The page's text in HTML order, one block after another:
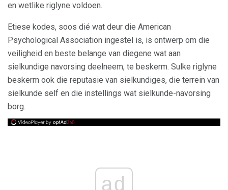
en wetlike riglyne voldoen.
Etiese kodes, soos dié wat deur die American
Psychological Association ingestel is, is ontwerp om die
veiligheid en beste belange van diegene wat aan
sielkundige navorsing deelneem, te beskerm. Sulke riglyne
beskerm ook die reputasie van sielkundiges, die terrein van
sielkunde self en die instellings wat sielkunde-navorsing
borg.
ad